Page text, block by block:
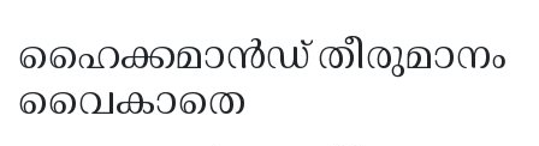
ഹൈക്കമാൻഡ് തീരുമാനം
വൈകാതെ